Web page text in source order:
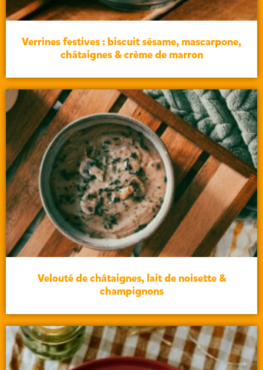
Verrines festives : biscuit sésame, mascarpone,
châtaignes & crème de marron
Velouté de châtaignes, lait de noisette &
champignons